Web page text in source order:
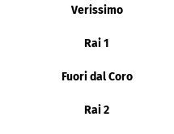
Verissimo
Rai 1
Fuori dal Coro
Rai 2